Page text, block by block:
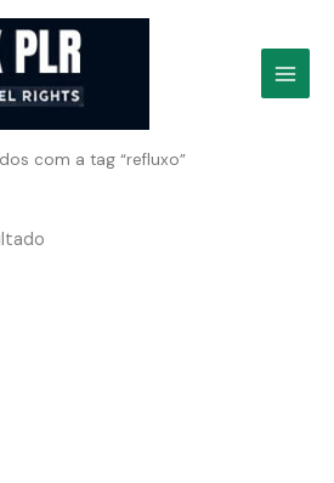
com a tag “refluxo”